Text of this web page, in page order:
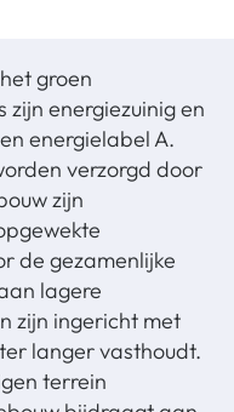
groen
zijn energiezuinig en
energielabel A.
verzorgd door
zijn
de gezamenlijke
lagere
zijn ingericht met
langer vasthoudt.
terrein